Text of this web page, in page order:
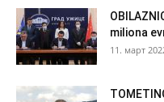
miliona
11. март